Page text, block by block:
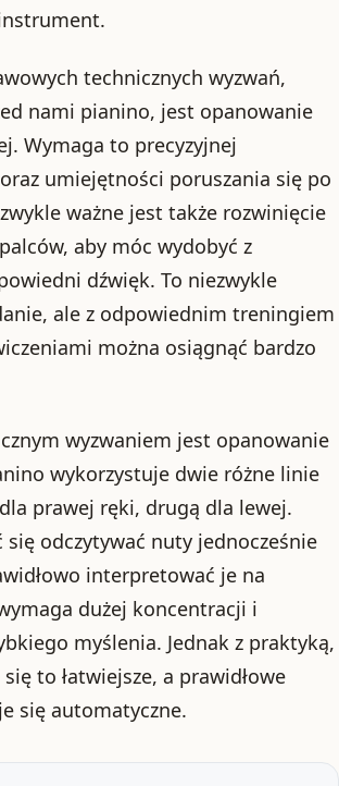
technicznych wyzwań,
nami pianino, jest opanowanie
Wymaga to precyzyjnej
umiejętności poruszania się po
ważne jest także rozwinięcie
aby móc wydobyć z
dźwięk. To niezwykle
ale z odpowiednim treningiem
można osiągnąć bardzo
wyzwaniem jest opanowanie
wykorzystuje dwie różne linie
prawej ręki, drugą dla lewej.
się odczytywać nuty jednocześnie
interpretować je na
dużej koncentracji i
myślenia. Jednak z praktyką,
to łatwiejsze, a prawidłowe
się automatyczne.